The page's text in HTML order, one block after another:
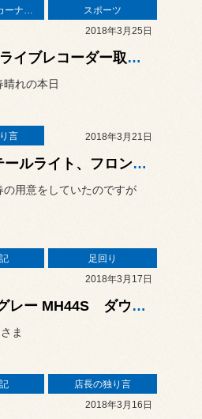
オーディオ、カーナビ、モニター の取り付け
スポーツ
2018年3月25日
ロータス エヴォーラ ドライブレコーダー取り付け♫
れの本日
言 2018年3月21日
トヨタ プリウス 30系 テールライト、フロントスポイラー取り付け♫
用意をしていたのですが
足回り
2018年3月17日
スズキ ワゴンRスティングレー MH44S ダウンサス取り付け♫
ま
店長の独り言
2018年3月16日